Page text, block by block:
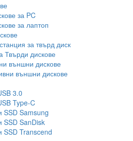
за PC
за лаптоп
за твърд диск
Твърди дискове
външни дискове
външни дискове
3.0
Type-C
Samsung
SSD SanDisk
Transcend